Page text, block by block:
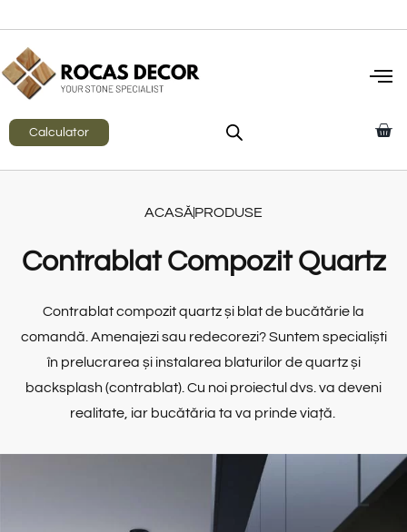
Calculator
ACASĂPRODUSE
Contrablat Compozit Quartz
Contrablat compozit quartz și blat de bucătărie la
comandă. Amenajezi sau redecorezi? Suntem specialiști
în prelucrarea și instalarea blaturilor de quartz și
backsplash (contrablat). Cu noi proiectul dvs. va deveni
realitate, iar bucătăria ta va prinde viață.